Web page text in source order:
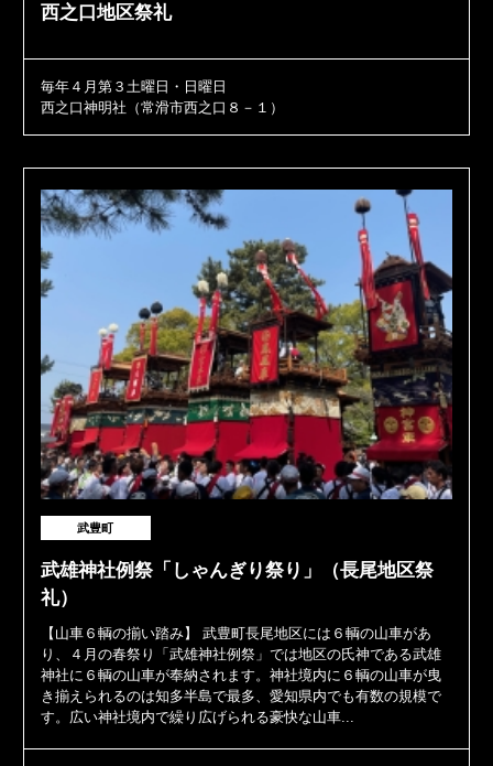
西之口地区祭礼
毎年４月第３土曜日・日曜日
西之口神明社（常滑市西之口８－１）
武豊町
武雄神社例祭「しゃんぎり祭り」（長尾地区祭
礼）
【山車６輌の揃い踏み】 武豊町長尾地区には６輌の山車があ
り、４月の春祭り「武雄神社例祭」では地区の氏神である武雄
神社に６輌の山車が奉納されます。神社境内に６輌の山車が曳
き揃えられるのは知多半島で最多、愛知県内でも有数の規模で
す。広い神社境内で繰り広げられる豪快な山車...